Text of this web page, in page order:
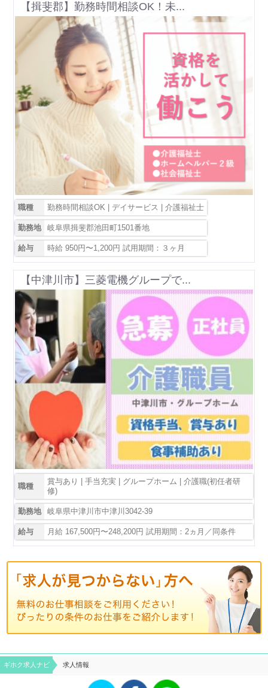
【揖斐郡】勤務時間相談OK！未...
職種 勤務時間相談OK | デイサービス | 介護福祉士
勤務地 岐阜県揖斐郡池田町1501番地
給与 時給 950円〜1,200円 試用期間：３ヶ月
【中津川市】三菱電機グループで...
職種
賞与あり | 手当充実 | グループホーム | 介護職(初任者研
修)
勤務地 岐阜県中津川市中津川3042-39
給与 月給 167,500円〜248,200円 試用期間：2ヵ月／同条件
ギホク求⼈ナビ 求人情報